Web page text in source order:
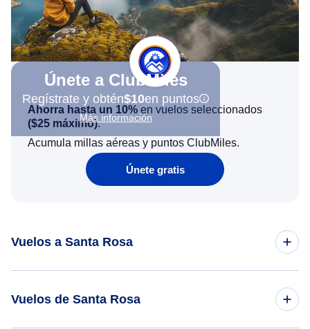
Únete a ClubMiles
Regístrate y obtén$10en puntos
Más información
Ahorra hasta un 10% en vuelos seleccionados
($25 máximo).
Acumula millas aéreas y puntos ClubMiles.
Únete gratis
Vuelos a Santa Rosa
Vuelos de Santa Rosa